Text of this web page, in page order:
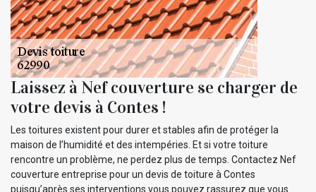
Laissez à Nef couverture se charger de
votre devis à Contes !
Les toitures existent pour durer et stables afin de protéger la
maison de l’humidité et des intempéries. Et si votre toiture
rencontre un problème, ne perdez plus de temps. Contactez Nef
couverture entreprise pour un devis de toiture à Contes
puisqu’après ses interventions vous pouvez rassurez que vous